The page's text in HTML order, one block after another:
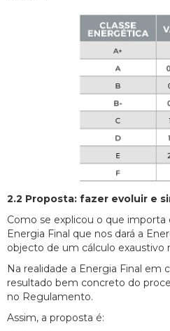
2.2 Proposta: fazer evoluir e
Como se explicou o que
Energia Final que nos dará a
objecto de um cálculo exaustivo
Na realidade a Energia Final em
resultado bem concreto do
no Regulamento.
Assim, a proposta é: